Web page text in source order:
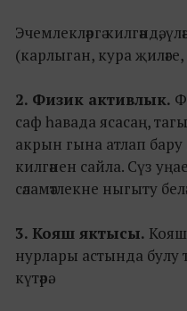
Эчемлекләргә килгәндә,
(карлыган, кура җиләге,
2. Физик активлык.
саф һавада ясасаң,
акрын гына атлап бару
килгәнен сайла. Сүз
сәламәтлекне ныгыту
3. Кояш яктысы.
нурлары астында булу
күтәрә.